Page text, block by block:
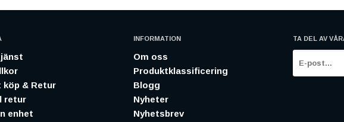
köp & Retur
retur
enhet
INFORMATION
Om oss
Produktklassificering
Blogg
Nyheter
Nyhetsbrev
TA DEL AV